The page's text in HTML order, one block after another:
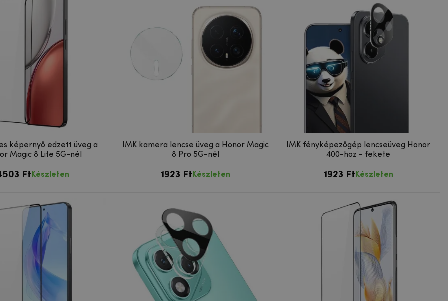
képernyő edzett üveg a
Magic 8 Lite 5G-nél
FtKészleten
IMK kamera lencse üveg a Honor Magic
8 Pro 5G-nél
1923 FtKészleten
IMK fényképezőgép lencseüveg Honor
400-hoz - fekete
1923 FtKészleten